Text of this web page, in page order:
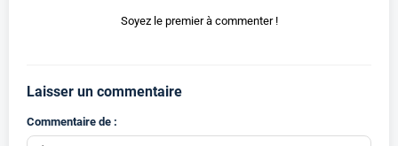
Soyez le premier à commenter !
Laisser un commentaire
Commentaire de :